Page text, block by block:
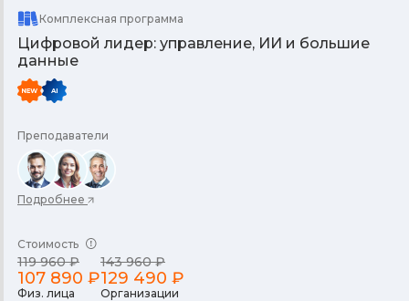
Комплексная программа
Цифровой лидер: управление, ИИ и большие
данные
Преподаватели
Подробнее
Стоимость
119 960 ₽
107 890 ₽
Физ. лица
143 960 ₽
129 490 ₽
Организации